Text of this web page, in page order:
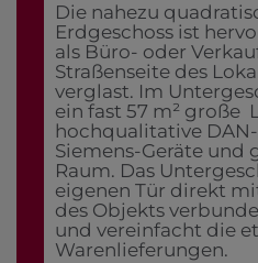
Die nahezu
Erdgeschoss ist
als Büro- oder
Straßenseite des
verglast. Im
ein fast 57 m² große
hochqualitative
Siemens-Geräte und
Raum. Das
eigenen Tür direkt
des Objekts
und vereinfacht die
Warenlieferungen.